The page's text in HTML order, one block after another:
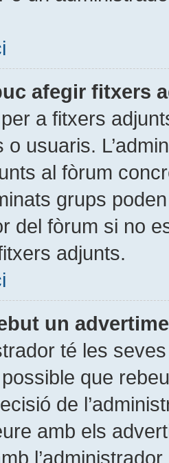
afegir fitxers
a fitxers
o usuaris.
al fòrum
grups
del fòrum si no
adjunts.
un
té les
que
de
amb els